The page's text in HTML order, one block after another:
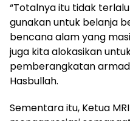
“Totalnya itu tidak
gunakan untuk belanja
bencana alam yang
juga kita alokasikan
pemberangkatan
Hasbullah.
Sementara itu, Ketua